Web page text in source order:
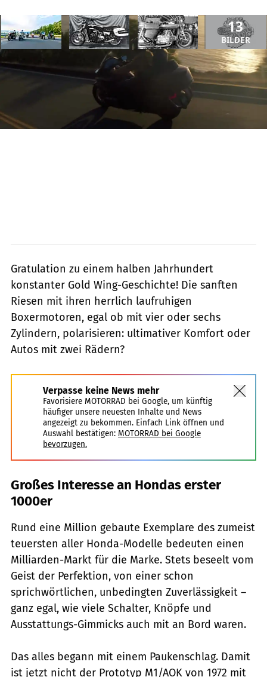
13
BILDER
ANZEIGE
Gratulation zu einem halben Jahrhundert
konstanter Gold Wing-Geschichte! Die sanften
Riesen mit ihren herrlich laufruhigen
Boxermotoren, egal ob mit vier oder sechs
Zylindern, polarisieren: ultimativer Komfort oder
Autos mit zwei Rädern?
Verpasse keine News mehr
Favorisiere MOTORRAD bei Google, um künftig
häufiger unsere neuesten Inhalte und News
angezeigt zu bekommen. Einfach Link öffnen und
Auswahl bestätigen: MOTORRAD bei Google
bevorzugen.
Großes Interesse an Hondas erster
1000er
Rund eine Million gebaute Exemplare des zumeist
teuersten aller Honda-Modelle bedeuten einen
Milliarden-Markt für die Marke. Stets beseelt vom
Geist der Perfektion, von einer schon
sprichwörtlichen, unbedingten Zuverlässigkeit –
ganz egal, wie viele Schalter, Knöpfe und
Ausstattungs-Gimmicks auch mit an Bord waren.
Das alles begann mit einem Paukenschlag. Damit
ist jetzt nicht der Prototyp M1/AOK von 1972 mit